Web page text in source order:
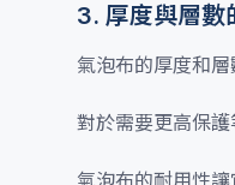
3. 厚度與層數
氣泡布的厚度和
對於需要更高保
氣泡布的耐用性